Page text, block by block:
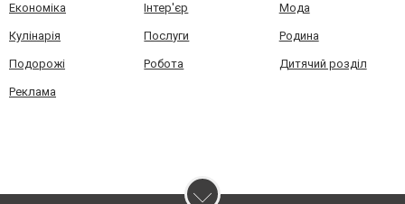
Економіка Інтер'єр Мода
Кулінарія Послуги Родина
Подорожі Робота Дитячий розділ
Реклама